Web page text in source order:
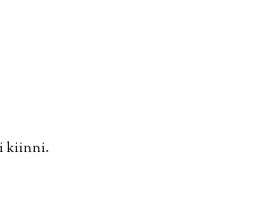
kiinni.